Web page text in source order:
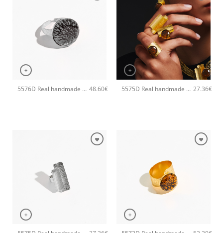
+
5576D Real handmade small χειροποίητο δαχτυλιδι Catherine bijoux Ασημί 48.60€
+
5575D Real handmade χειροποίητο δαχτυλιδι Catherine bijoux Χρυσό 27.36€
+ +